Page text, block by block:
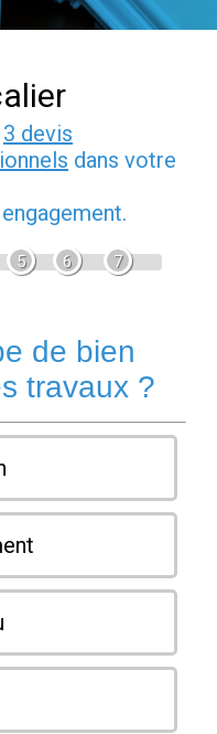
3 devis
dans votre
5 6 7
de bien
travaux ?